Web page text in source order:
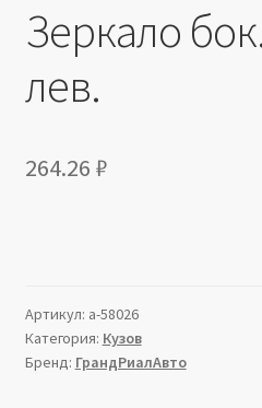
Зеркало
лев.
264.26 ₽
Артикул: a-58026
Категория: Кузов
Бренд: ГрандРиалАвто